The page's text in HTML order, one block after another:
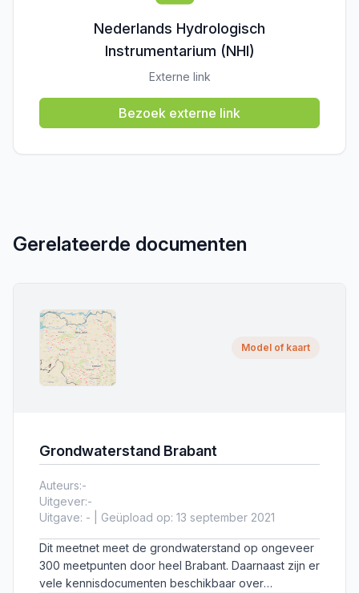
Nederlands Hydrologisch
Instrumentarium (NHI)
Externe link
Bezoek externe link
Gerelateerde documenten
Model of kaart
Grondwaterstand Brabant
Auteurs:-
Uitgever:-
Uitgave: - | Geüpload op: 13 september 2021
Dit meetnet meet de grondwaterstand op ongeveer
300 meetpunten door heel Brabant. Daarnaast zijn er
vele kennisdocumenten beschikbaar over